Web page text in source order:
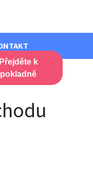
Přejděte k
pokladně